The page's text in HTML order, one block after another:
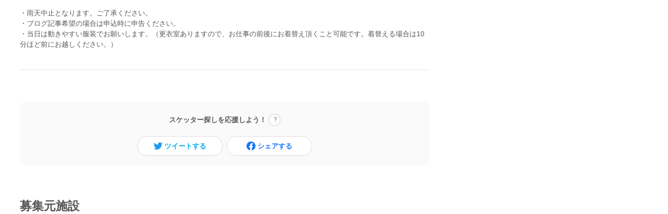
・雨天中止となります。ご了承ください。
・ブログ記事希望の場合は申込時に申告ください。
・当日は動きやすい服装でお願いします。（更衣室ありますので、お仕事の前後にお着替え頂くこと可能です。着替える場合は10
分ほど前にお越しください。）
スケッター探しを応援しよう！
ツイートする シェアする
募集元施設